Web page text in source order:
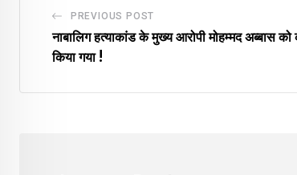
PREVIOUS POST
नाबालिग हत्याकांड के मुख्य आरोपी मोहम्मद अब्बास को
किया गया !